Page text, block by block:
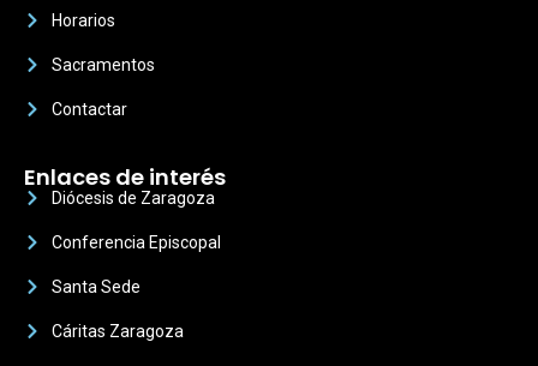
Horarios
Sacramentos
Contactar
Enlaces de interés
Diócesis de Zaragoza
Conferencia Episcopal
Santa Sede
Cáritas Zaragoza